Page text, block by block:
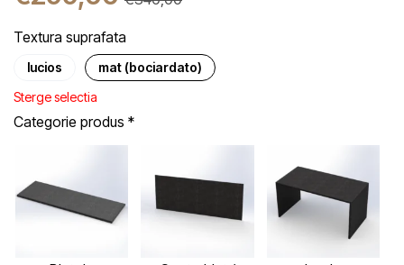
Textura suprafata
lucios
mat (bociardato)
Sterge selectia
Categorie produs *